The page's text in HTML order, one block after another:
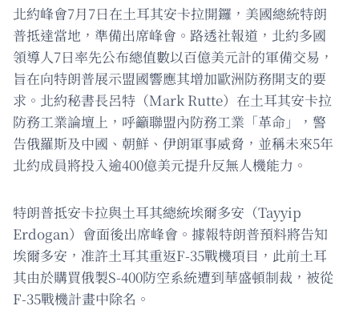
北約峰會7月7日在土耳其安卡拉開鑼，美國總統特朗
普抵達當地，準備出席峰會。路透社報道，北約多國
領導人7日率先公布總值數以百億美元計的軍備交易，
旨在向特朗普展示盟國響應其增加歐洲防務開支的要
求。北約秘書長呂特（Mark Rutte）在土耳其安卡拉
防務工業論壇上，呼籲聯盟內防務工業「革命」，警
告俄羅斯及中國、朝鮮、伊朗軍事威脅，並稱未來5年
北約成員將投入逾400億美元提升反無人機能力。
特朗普抵安卡拉與土耳其總統埃爾多安（Tayyip
Erdogan）會面後出席峰會。據報特朗普預料將告知
埃爾多安，准許土耳其重返F-35戰機項目，此前土耳
其由於購買俄製S-400防空系統遭到華盛頓制裁，被從
F-35戰機計畫中除名。